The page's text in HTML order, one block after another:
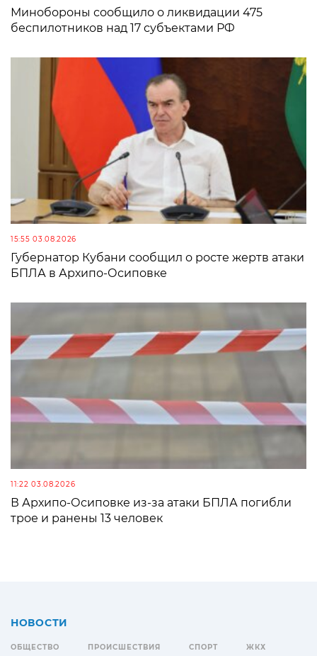
Минобороны сообщило о ликвидации 475
беспилотников над 17 субъектами РФ
15:55 03.08.2026
Губернатор Кубани сообщил о росте жертв атаки
БПЛА в Архипо-Осиповке
11:22 03.08.2026
В Архипо-Осиповке из-за атаки БПЛА погибли
трое и ранены 13 человек
НОВОСТИ
ОБЩЕСТВО ПРОИСШЕСТВИЯ СПОРТ ЖКХ